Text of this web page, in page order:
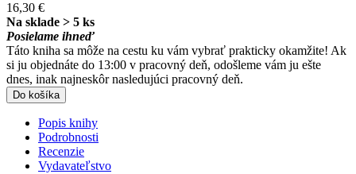
16,30 €
Na sklade > 5 ks
Posielame ihneď
Táto kniha sa môže na cestu ku vám vybrať prakticky okamžite! Ak
si ju objednáte do 13:00 v pracovný deň, odošleme vám ju ešte
dnes, inak najneskôr nasledujúci pracovný deň.
Do košíka
Popis knihy
Podrobnosti
Recenzie
Vydavateľstvo